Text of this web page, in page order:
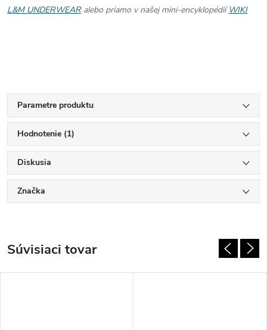
L&M UNDERWEARalebo priamo v našej mini-encyklopédiíWIKI
Parametre produktu
Hodnotenie (1)
Diskusia
Značka
Súvisiaci tovar